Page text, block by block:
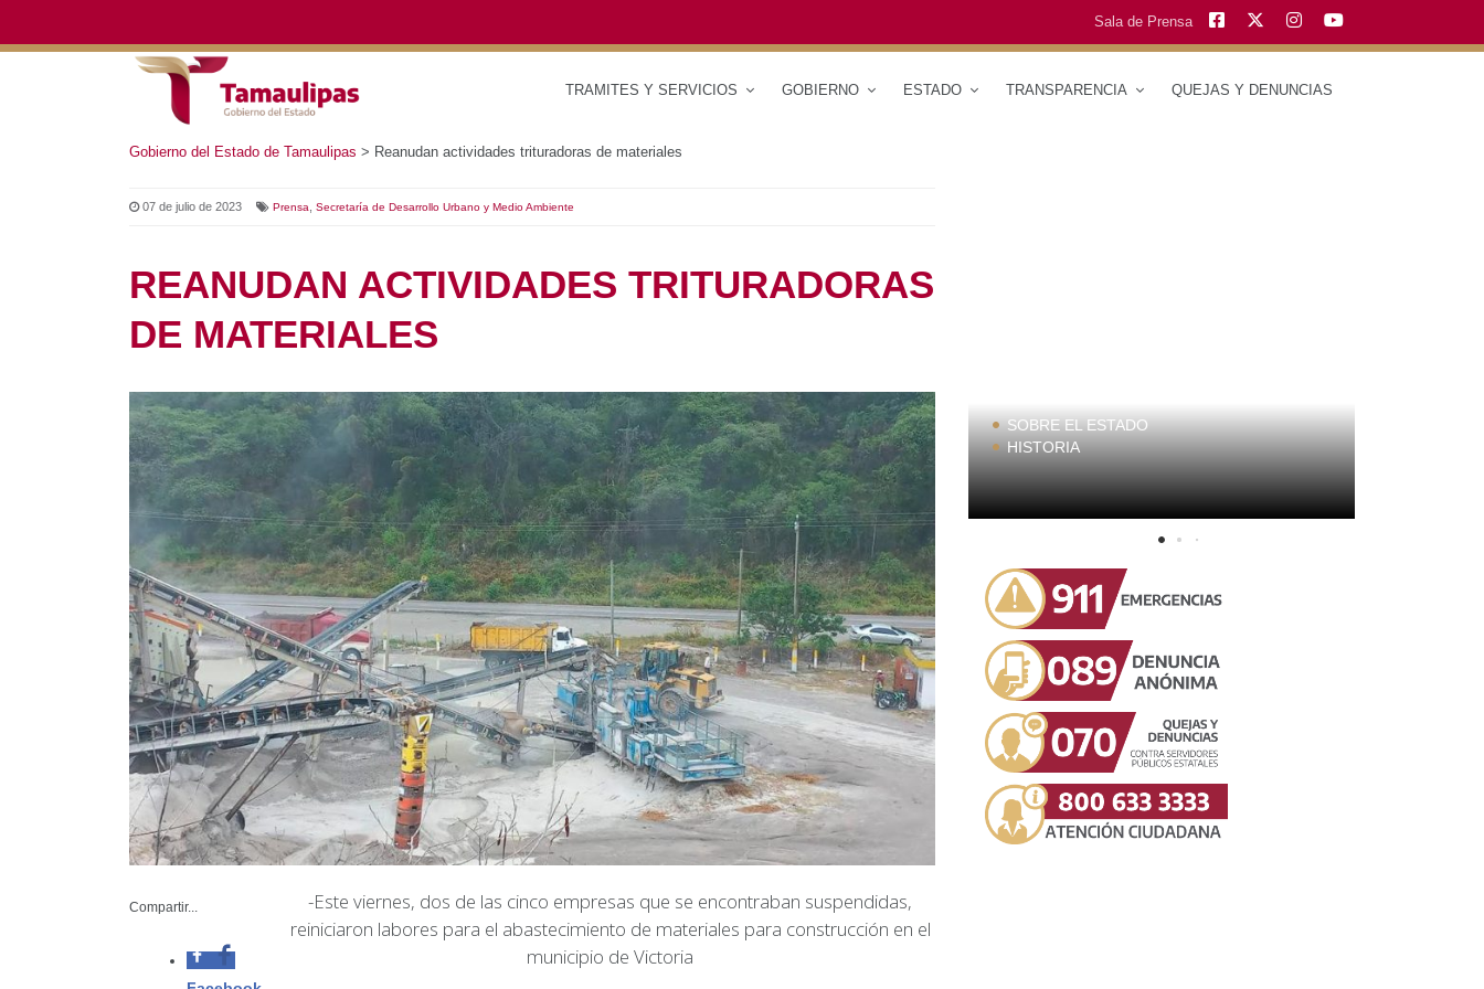
Sala de Prensa
TRAMITES Y SERVICIOS GOBIERNO ESTADO TRANSPARENCIA QUEJAS Y DENUNCIAS
Gobierno del Estado de Tamaulipas>Reanudan actividades trituradoras de materiales
07 de julio de 2023 Prensa,Secretaría de Desarrollo Urbano y Medio Ambiente
REANUDAN ACTIVIDADES TRITURADORAS
DE MATERIALES
-Este viernes, dos de las cinco empresas que se encontraban
suspendidas, reiniciaron labores para el abastecimiento de
materiales para construcción en el municipio de Victoria
RED DE MONITOREO CLIMÁTICO
SOBRE EL ESTADO
HISTORIA